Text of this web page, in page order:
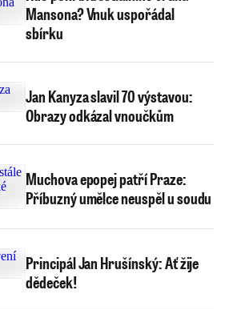
Mansona? Vnuk uspořádal
sbírku
Jan Kanyza slavil 70 výstavou:
Obrazy odkázal vnoučkům
Muchova epopej patří Praze:
Příbuzný umělce neuspěl u soudu
Principál Jan Hrušínský: Ať žije
dědeček!